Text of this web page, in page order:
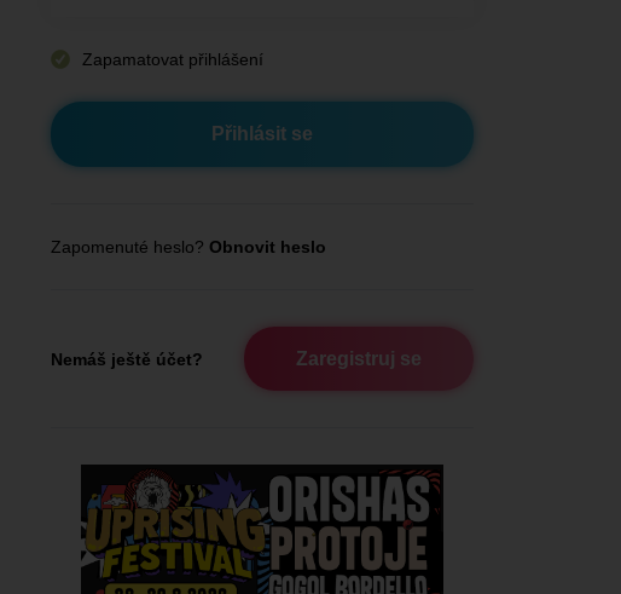
Zapamatovat přihlášení
Zapomenuté heslo? Obnovit heslo
Nemáš ještě účet? Zaregistruj se